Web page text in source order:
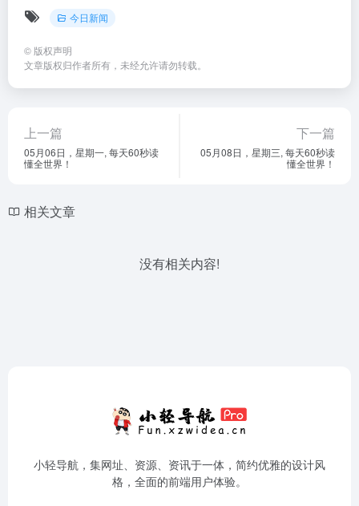
今日新闻
© 版权声明
文章版权归作者所有，未经允许请勿转载。
上一篇
05月06日，星期一, 每天60秒读
懂全世界！
下一篇
05月08日，星期三, 每天60秒读
懂全世界！
相关文章
没有相关内容!
小轻导航，集网址、资源、资讯于一体，简约优雅的设计风
格，全面的前端用户体验。